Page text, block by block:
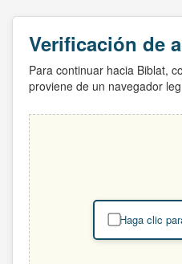
Verificación de
Para continuar hacia Biblat,
proviene de un navegador
Haga clic